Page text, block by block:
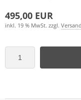
495,00 EUR
inkl. 19 % MwSt. zzgl.